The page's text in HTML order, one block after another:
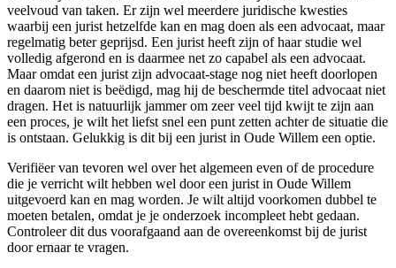
veelvoud van taken. Er zijn wel meerdere juridische kwesties
waarbij een jurist hetzelfde kan en mag doen als een advocaat, maar
regelmatig beter geprijsd. Een jurist heeft zijn of haar studie wel
volledig afgerond en is daarmee net zo capabel als een advocaat.
Maar omdat een jurist zijn advocaat-stage nog niet heeft doorlopen
en daarom niet is beëdigd, mag hij de beschermde titel advocaat niet
dragen. Het is natuurlijk jammer om zeer veel tijd kwijt te zijn aan
een proces, je wilt het liefst snel een punt zetten achter de situatie die
is ontstaan. Gelukkig is dit bij een jurist in Oude Willem een optie.
Verifiëer van tevoren wel over het algemeen even of de procedure
die je verricht wilt hebben wel door een jurist in Oude Willem
uitgevoerd kan en mag worden. Je wilt altijd voorkomen dubbel te
moeten betalen, omdat je je onderzoek incompleet hebt gedaan.
Controleer dit dus voorafgaand aan de overeenkomst bij de jurist
door ernaar te vragen.